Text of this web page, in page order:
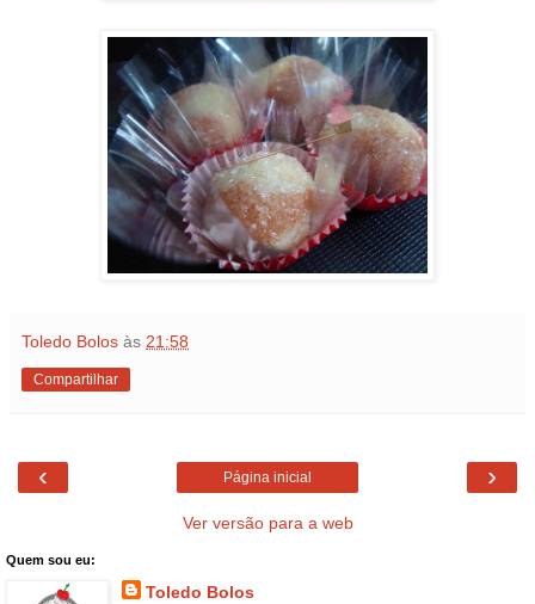
Toledo Bolos às 21:58
Compartilhar
‹ ›
Página inicial
Ver versão para a web
Quem sou eu:
Toledo Bolos